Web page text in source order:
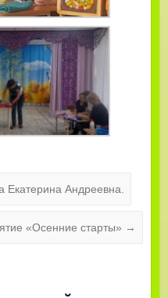
Андреевна.
«Осенние старты» →